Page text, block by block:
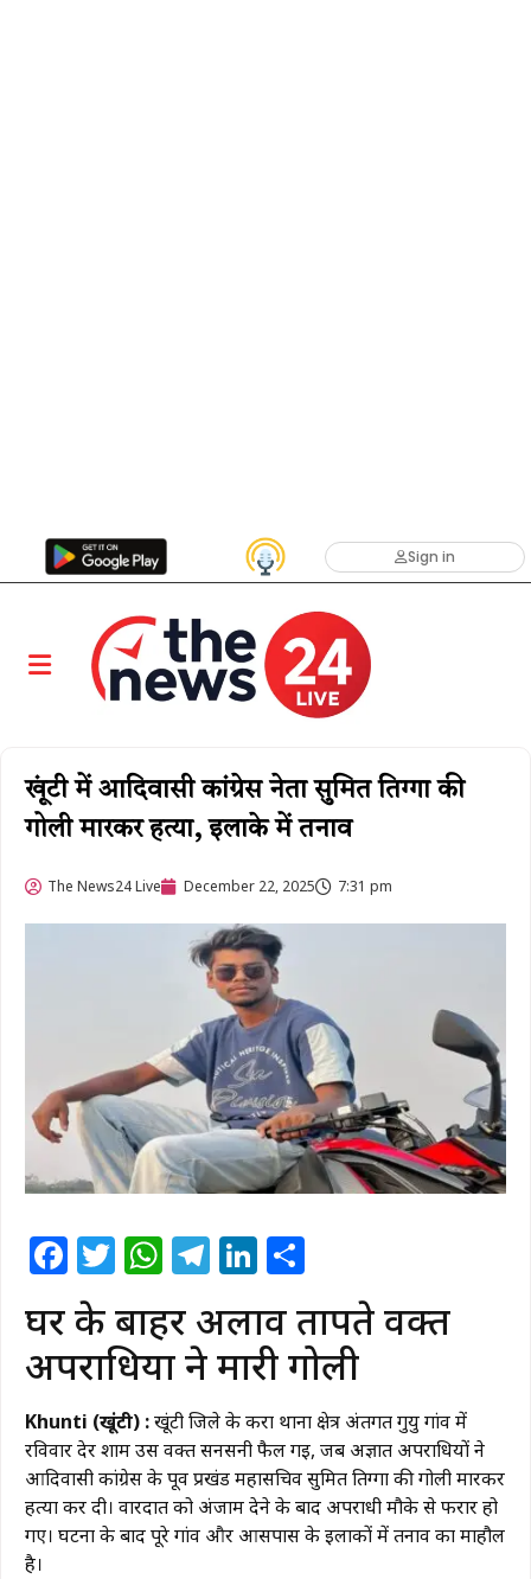
Sign in
खूंटी में आदिवासी कांग्रेस नेता सुमित तिग्गा की
गोली मारकर हत्या, इलाके में तनाव
The News24 Live December 22, 2025 7:31 pm
Facebook
Twitter
WhatsApp
Telegram
LinkedIn
घर के बाहर अलाव तापते वक्त
अपराधियों ने मारी गोली
Khunti (खूंटी) :खूंटी जिले के कर्रा थाना क्षेत्र अंतर्गत गुयु गांव में
रविवार देर शाम उस वक्त सनसनी फैल गई, जब अज्ञात अपराधियों ने
आदिवासी कांग्रेस के पूर्व प्रखंड महासचिव सुमित तिग्गा की गोली मारकर
हत्या कर दी। वारदात को अंजाम देने के बाद अपराधी मौके से फरार हो
गए। घटना के बाद पूरे गांव और आसपास के इलाकों में तनाव का माहौल
है।